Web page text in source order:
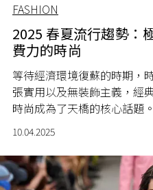
FASHION
2025 春夏流行趨勢：
費力的時尚
等待經濟環境復蘇的時期，
張實用以及無裝飾主義，經
時尚成為了天橋的核心話題。
10.04.2025